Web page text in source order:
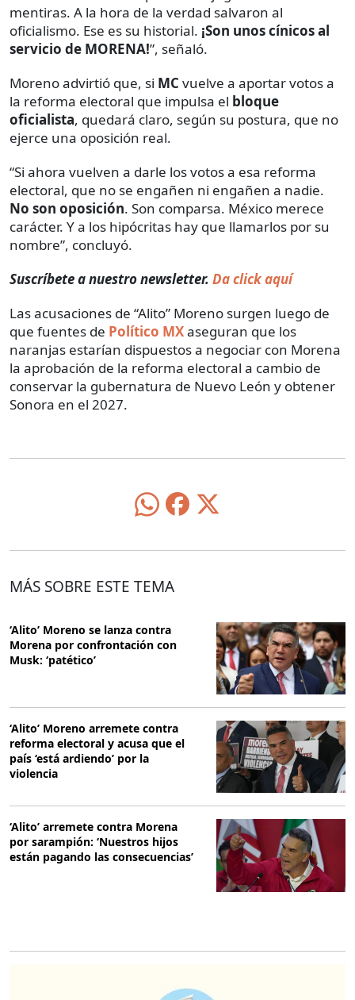
mentiras. A la hora de la verdad salvaron al
oficialismo. Ese es su historial. ¡Son unos cínicos al
servicio de MORENA!”, señaló.
Moreno advirtió que, si MC vuelve a aportar votos a
la reforma electoral que impulsa el bloque
oficialista, quedará claro, según su postura, que no
ejerce una oposición real.
“Si ahora vuelven a darle los votos a esa reforma
electoral, que no se engañen ni engañen a nadie.
No son oposición. Son comparsa. México merece
carácter. Y a los hipócritas hay que llamarlos por su
nombre”, concluyó.
Suscríbete a nuestro newsletter. Da click aquí
Las acusaciones de “Alito” Moreno surgen luego de
que fuentes de Político MXaseguran que los
naranjas estarían dispuestos a negociar con Morena
la aprobación de la reforma electoral a cambio de
conservar la gubernatura de Nuevo León y obtener
Sonora en el 2027.
MÁS SOBRE ESTE TEMA
‘Alito’ Moreno se lanza contra
Morena por confrontación con
Musk: ‘patético’
‘Alito’ Moreno arremete contra
reforma electoral y acusa que el
país ‘está ardiendo’ por la
violencia
‘Alito’ arremete contra Morena
por sarampión: ‘Nuestros hijos
están pagando las consecuencias’